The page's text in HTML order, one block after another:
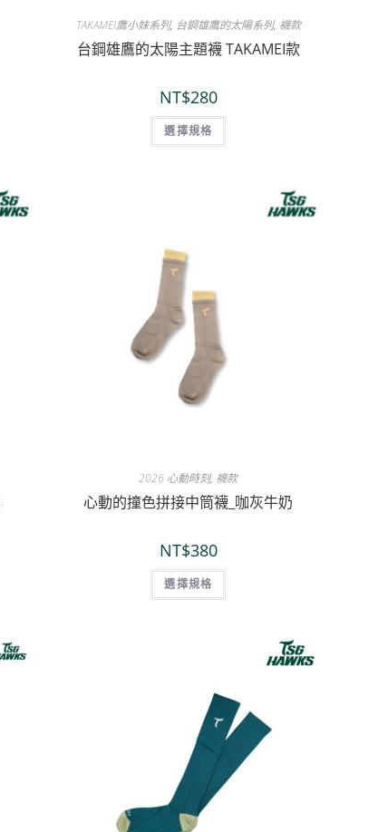
TAKAMEI鷹小妹系列, 台鋼雄鷹的太陽系列, 襪款
台鋼雄鷹的太陽主題襪 TAKAMEI款
NT$280
選擇規格
2026 心動時刻, 襪款
心動的撞色拼接中筒襪_咖灰牛奶
NT$380
選擇規格